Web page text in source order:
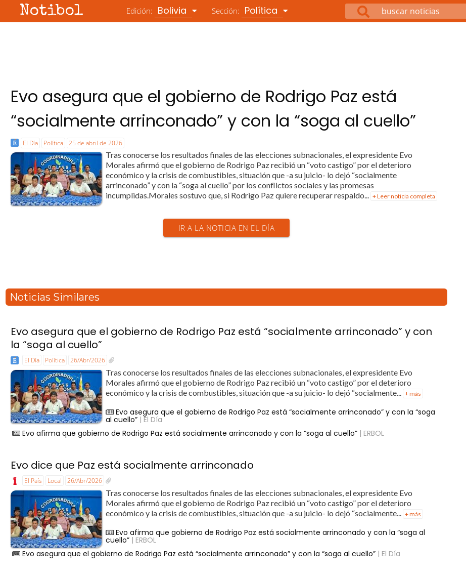
Notibol Edición: Bolivia Sección: Política
Evo asegura que el gobierno de Rodrigo Paz está
“socialmente arrinconado” y con la “soga al cuello”
El Día Política 25 de abril de 2026
Tras conocerse los resultados finales de las elecciones subnacionales, el expresidente Evo
Morales afirmó que el gobierno de Rodrigo Paz recibió un “voto castigo” por el deterioro
económico y la crisis de combustibles, situación que -a su juicio- lo dejó “socialmente
arrinconado” y con la “soga al cuello” por los conflictos sociales y las promesas
incumplidas.Morales sostuvo que, si Rodrigo Paz quiere recuperar respaldo... + Leer noticia completa
IR A LA NOTICIA EN EL DÍA
Noticias Similares
Evo asegura que el gobierno de Rodrigo Paz está “socialmente arrinconado” y con
la “soga al cuello”
El Día Política 26/Abr/2026
Tras conocerse los resultados finales de las elecciones subnacionales, el expresidente Evo
Morales afirmó que el gobierno de Rodrigo Paz recibió un “voto castigo” por el deterioro
económico y la crisis de combustibles, situación que -a su juicio- lo dejó “socialmente...
+ más
Evo asegura que el gobierno de Rodrigo Paz está “socialmente arrinconado” y con la “soga
al cuello” | El Día
Evo afirma que gobierno de Rodrigo Paz está socialmente arrinconado y con la “soga al cuello” | ERBOL
Evo dice que Paz está socialmente arrinconado
El País Local 26/Abr/2026
Tras conocerse los resultados finales de las elecciones subnacionales, el expresidente Evo
Morales afirmó que el gobierno de Rodrigo Paz recibió un “voto castigo” por el deterioro
económico y la crisis de combustibles, situación que -a su juicio- lo dejó “socialmente... + más
Evo afirma que gobierno de Rodrigo Paz está socialmente arrinconado y con la “soga al
cuello” | ERBOL
Evo asegura que el gobierno de Rodrigo Paz está “socialmente arrinconado” y con la “soga al cuello” | El Día